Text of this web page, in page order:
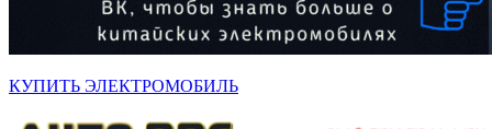
КУПИТЬ ЭЛЕКТРОМОБИЛЬ